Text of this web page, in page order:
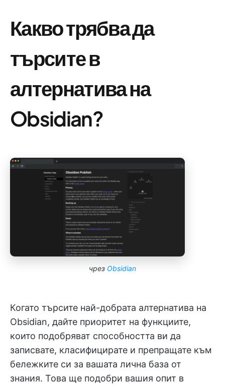
Какво трябва да
търсите в
алтернатива на
Obsidian?
чрез Obsidian
Когато търсите най-добрата алтернатива на
Obsidian, дайте приоритет на функциите,
които подобряват способността ви да
записвате, класифицирате и препращате към
бележките си за вашата лична база от
знания. Това ще подобри вашия опит в